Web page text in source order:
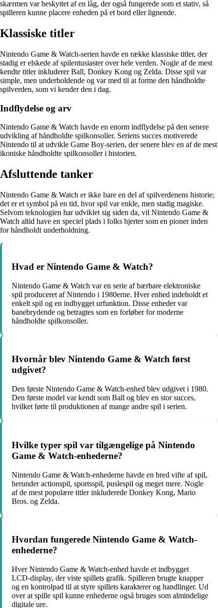
skærmen var beskyttet af en låg, der også fungerede som et stativ, så
spilleren kunne placere enheden på et bord eller lignende.
Klassiske titler
Nintendo Game & Watch-serien havde en række klassiske titler, der
stadig er elskede af spilentusiaster over hele verden. Nogle af de mest
kendte titler inkluderer Ball, Donkey Kong og Zelda. Disse spil var
simple, men underholdende og var med til at forme den håndholdte
spilverden, som vi kender den i dag.
Indflydelse og arv
Nintendo Game & Watch havde en enorm indflydelse på den senere
udvikling af håndholdte spilkonsoller. Seriens succes motiverede
Nintendo til at udvikle Game Boy-serien, der senere blev en af de mest
ikoniske håndholdte spilkonsoller i historien.
Afsluttende tanker
Nintendo Game & Watch er ikke bare en del af spilverdenens historie;
det er et symbol på en tid, hvor spil var enkle, men stadig magiske.
Selvom teknologien har udviklet sig siden da, vil Nintendo Game &
Watch altid have en speciel plads i folks hjerter som en pioner inden
for håndholdt underholdning.
Hvad er Nintendo Game & Watch?
Nintendo Game & Watch var en serie af bærbare elektroniske
spil produceret af Nintendo i 1980erne. Hver enhed indeholdt et
enkelt spil og en indbygget urfunktion. Disse enheder var
banebrydende og betragtes som en forløber for moderne
håndholdte spilkonsoller.
Hvornår blev Nintendo Game & Watch først
udgivet?
Den første Nintendo Game & Watch-enhed blev udgivet i 1980.
Den første model var kendt som Ball og blev en stor succes,
hvilket førte til produktionen af mange andre spil i serien.
Hvilke typer spil var tilgængelige på Nintendo
Game & Watch-enhederne?
Nintendo Game & Watch-enhederne havde en bred vifte af spil,
herunder actionspil, sportsspil, puslespil og meget mere. Nogle
af de mest populære titler inkluderede Donkey Kong, Mario
Bros. og Zelda.
Hvordan fungerede Nintendo Game & Watch-
enhederne?
Hver Nintendo Game & Watch-enhed havde et indbygget
LCD-display, der viste spillets grafik. Spilleren brugte knapper
og en kontrolpad til at styre spillets karakterer og handlinger. Ud
over at spille spil kunne enhederne også bruges som almindelige
digitale ure.